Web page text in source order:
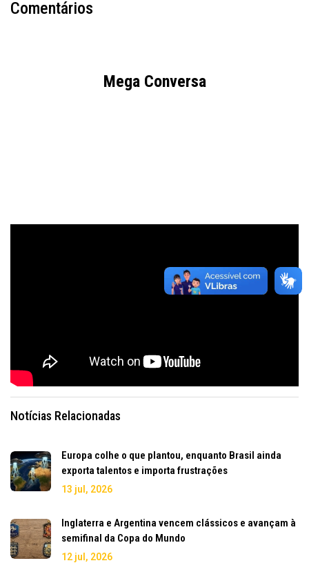
Comentários
Mega Conversa
Notícias Relacionadas
Europa colhe o que plantou, enquanto Brasil ainda
exporta talentos e importa frustrações
13 jul, 2026
Inglaterra e Argentina vencem clássicos e avançam à
semifinal da Copa do Mundo
12 jul, 2026